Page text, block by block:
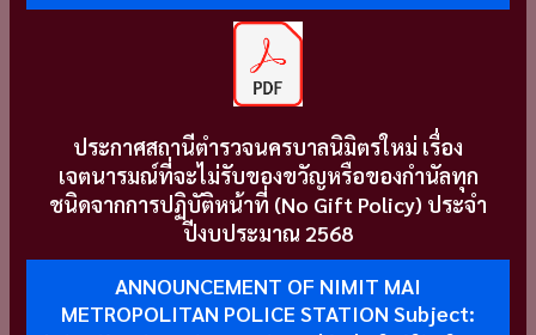
ประกาศสถานีตำรวจนครบาลนิมิตรใหม่ เรื่อง
เจตนารมณ์ที่จะไม่รับของขวัญหรือของกำนัลทุก
ชนิดจากการปฏิบัติหน้าที่ (No Gift Policy) ประจำ
ปีงบประมาณ 2568
ANNOUNCEMENT OF NIMIT MAI
METROPOLITAN POLICE STATION Subject: